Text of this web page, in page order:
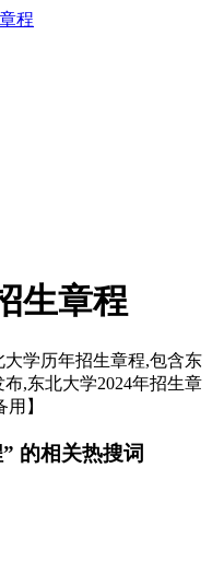
程
生章程
学历年招生章程,包含东
,东北大学2024年招生章
】
的相关热搜词